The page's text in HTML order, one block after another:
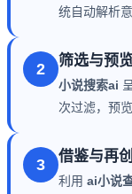
统自动解析意
2 筛选与预
小说搜索ai
次过滤，预
3 借鉴与再
利用 ai小说